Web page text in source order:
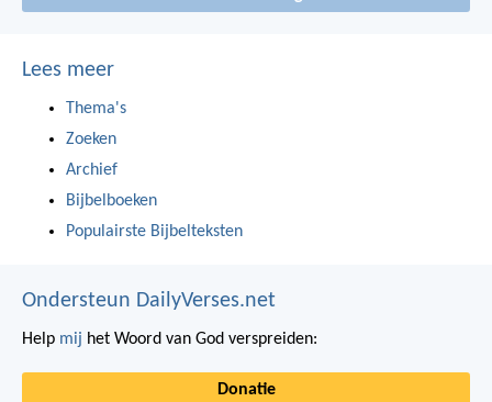
Lees meer
Thema's
Zoeken
Archief
Bijbelboeken
Populairste Bijbelteksten
Ondersteun DailyVerses.net
Help mij het Woord van God verspreiden:
Donatie